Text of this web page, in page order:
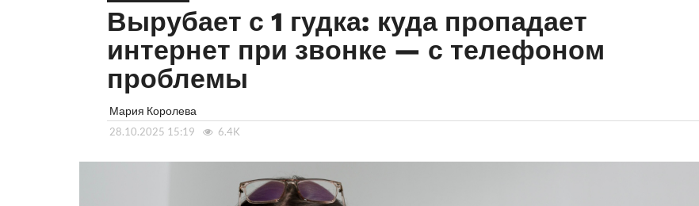
Вырубает с 1 гудка: куда пропадает
интернет при звонке — с телефоном
проблемы
Мария Королева
28.10.2025 15:19 6.4K